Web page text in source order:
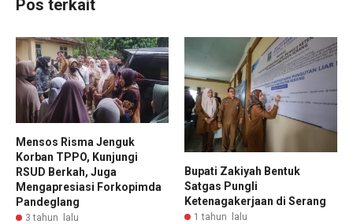
Pos terkait
Mensos Risma Jenguk
Korban TPPO, Kunjungi
RSUD Berkah, Juga
Mengapresiasi Forkopimda
Pandeglang
3 tahun lalu
Bupati Zakiyah Bentuk
Satgas Pungli
Ketenagakerjaan di Serang
1 tahun lalu